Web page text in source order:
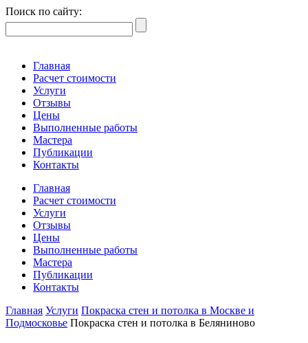
Поиск по сайту:
Главная
Расчет стоимости
Услуги
Отзывы
Цены
Выполненные работы
Мастера
Публикации
Контакты
Главная
Расчет стоимости
Услуги
Отзывы
Цены
Выполненные работы
Мастера
Публикации
Контакты
Главная Услуги Покраска стен и потолка в Москве и
Подмосковье Покраска стен и потолка в Беляниново